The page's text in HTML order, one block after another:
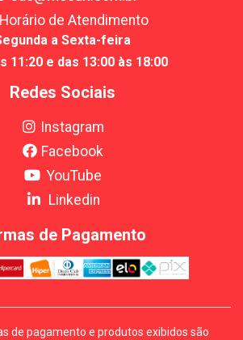
Horário de Atendimento
a Sexta-feira
11:20 e das 13:00 às 18:00
Redes Sociais
Instagram
Facebook
YouTube
Linkedin
de Pagamento
de pagamento e produtos exibidos são